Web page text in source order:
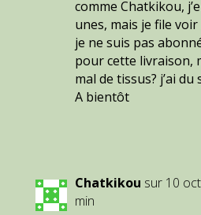
comme Chatkikou,
unes, mais je file
je ne suis pas
pour cette livraison,
mal de tissus? j’ai
A bientôt
Chatkikou sur 10
min